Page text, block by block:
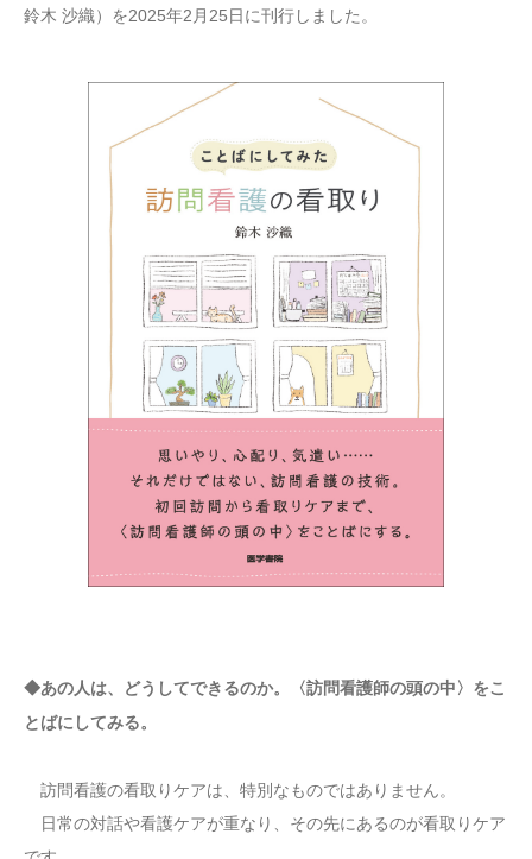
鈴木 沙織）を2025年2月25日に刊行しました。
◆あの人は、どうしてできるのか。〈訪問看護師の頭の中〉をこ
とばにしてみる。
訪問看護の看取りケアは、特別なものではありません。
日常の対話や看護ケアが重なり、その先にあるのが看取りケア